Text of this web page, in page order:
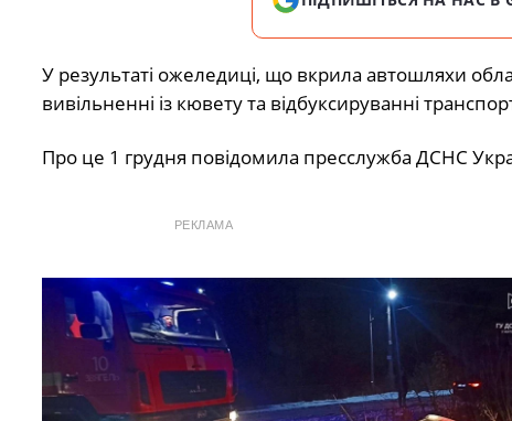
У результаті ожеледиці, що вкрила автошляхи
вивільненні із кювету та відбуксируванні
Про це 1 грудня повідомила пресслужба ДСНС
РЕКЛАМА